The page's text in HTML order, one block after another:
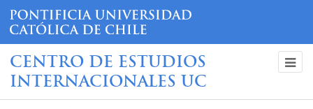
CENTRO DE ESTUDIOS
INTERNACIONALES UC